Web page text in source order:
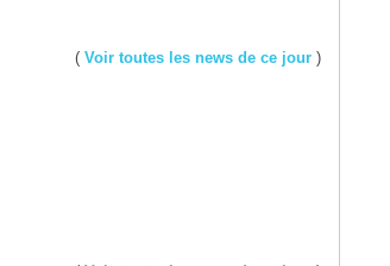
( Voir toutes les news de ce jour )